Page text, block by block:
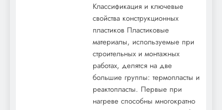
Классификация и ключевые
свойства конструкционных
пластиков Пластиковые
материалы, используемые при
строительных и монтажных
работах, делятся на две
большие группы: термопласты и
реактопласты. Первые при
нагреве способны многократно